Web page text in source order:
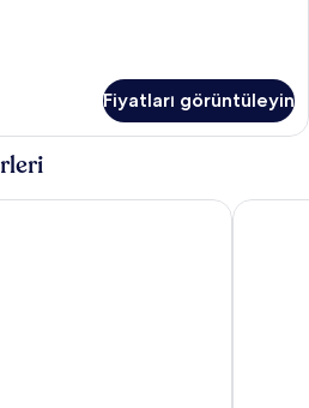
Fiyatları görüntüleyin
Four